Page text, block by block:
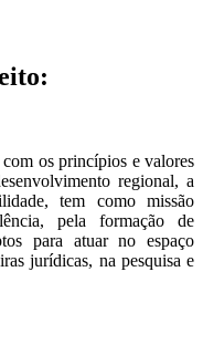
os princípios e valores
regional, a
tem como missão
pela formação de
para atuar no espaço
jurídicas, na pesquisa e